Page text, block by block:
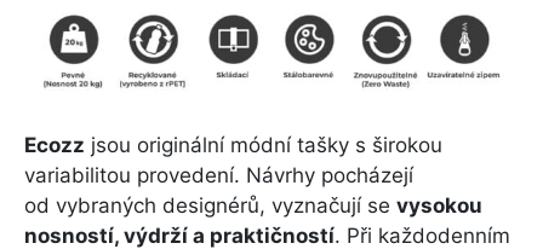
Ecozz jsou originální módní tašky s širokou
variabilitou provedení. Návrhy pocházejí
od vybraných designérů, vyznačují se vysokou
nosností, výdrží a praktičností. Při každodenním